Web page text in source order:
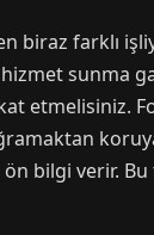
biraz farklı
sunma
etmelisiniz.
bilgi verir.